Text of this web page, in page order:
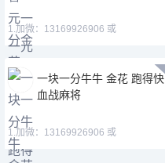
1.加微：13169926906 或
一块一分牛牛 金花 跑得快
血战麻将
1.加微：13169926906 或